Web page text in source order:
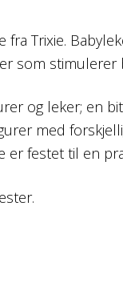
Trixie.
som stimulerer
og leker; en
med
er festet til en